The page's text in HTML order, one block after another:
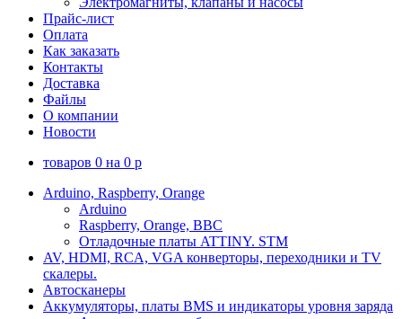
Прайс-лист
Оплата
Как заказать
Контакты
Доставка
Файлы
О компании
Новости
товаров 0 на 0 p
Arduino, Raspberry, Orange
Arduino
Raspberry, Orange, BBC
Отладочные платы ATTINY. STM
AV, HDMI, RCA, VGA конверторы, переходники и TV
скалеры.
Автосканеры
Аккумуляторы, платы BMS и индикаторы уровня заряда